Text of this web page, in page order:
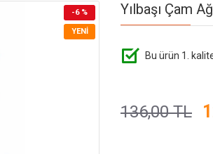
YENI
-6 % Yılbaşı Çam
Bu ürün 1.
136,00 TL